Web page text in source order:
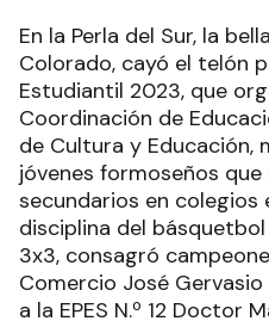
En la Perla del Sur, la
Colorado, cayó el telón
Estudiantil 2023, que
Coordinación de
de Cultura y Educación,
jóvenes formoseños
secundarios en colegios
disciplina del
3x3, consagró
Comercio José
a la EPES N.º 12 Doctor